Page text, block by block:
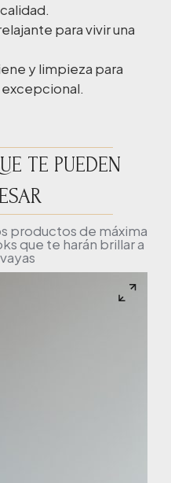
para vivir una
y limpieza para
TE PUEDEN
productos de máxima
que te harán brillar a